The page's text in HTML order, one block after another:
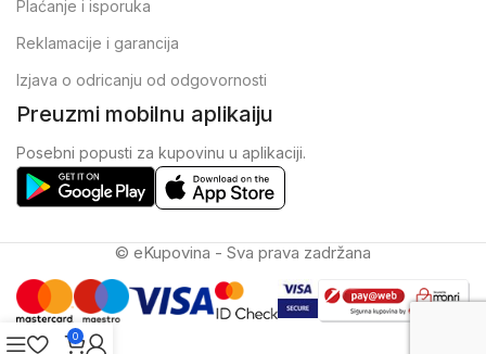
Plaćanje i isporuka
Reklamacije i garancija
Izjava o odricanju od odgovornosti
Preuzmi mobilnu aplikaiju
Posebni popusti za kupovinu u aplikaciji.
© eKupovina - Sva prava zadržana
0